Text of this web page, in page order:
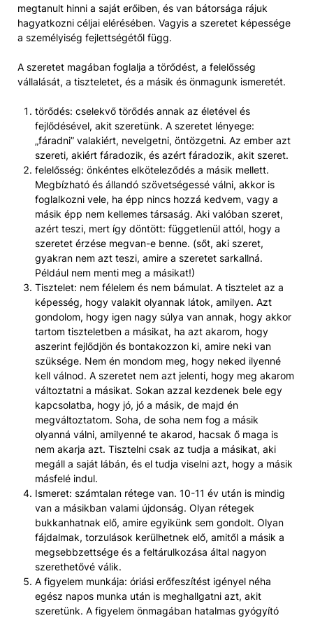
megtanult hinni a saját erőiben, és van bátorsága rájuk
hagyatkozni céljai elérésében. Vagyis a szeretet képessége
a személyiség fejlettségétől függ.
A szeretet magában foglalja a törődést, a felelősség
vállalását, a tiszteletet, és a másik és önmagunk ismeretét.
törődés: cselekvő törődés annak az életével és
fejlődésével, akit szeretünk. A szeretet lényege:
„fáradni” valakiért, nevelgetni, öntözgetni. Az ember azt
szereti, akiért fáradozik, és azért fáradozik, akit szeret.
felelősség: önkéntes elköteleződés a másik mellett.
Megbízható és állandó szövetségessé válni, akkor is
foglalkozni vele, ha épp nincs hozzá kedvem, vagy a
másik épp nem kellemes társaság. Aki valóban szeret,
azért teszi, mert így döntött: függetlenül attól, hogy a
szeretet érzése megvan-e benne. (sőt, aki szeret,
gyakran nem azt teszi, amire a szeretet sarkallná.
Például nem menti meg a másikat!)
Tisztelet: nem félelem és nem bámulat. A tisztelet az a
képesség, hogy valakit olyannak látok, amilyen. Azt
gondolom, hogy igen nagy súlya van annak, hogy akkor
tartom tiszteletben a másikat, ha azt akarom, hogy
aszerint fejlődjön és bontakozzon ki, amire neki van
szüksége. Nem én mondom meg, hogy neked ilyenné
kell válnod. A szeretet nem azt jelenti, hogy meg akarom
változtatni a másikat. Sokan azzal kezdenek bele egy
kapcsolatba, hogy jó, jó a másik, de majd én
megváltoztatom. Soha, de soha nem fog a másik
olyanná válni, amilyenné te akarod, hacsak ő maga is
nem akarja azt. Tisztelni csak az tudja a másikat, aki
megáll a saját lábán, és el tudja viselni azt, hogy a másik
másfelé indul.
Ismeret: számtalan rétege van. 10-11 év után is mindig
van a másikban valami újdonság. Olyan rétegek
bukkanhatnak elő, amire egyikünk sem gondolt. Olyan
fájdalmak, torzulások kerülhetnek elő, amitől a másik a
megsebbzettsége és a feltárulkozása által nagyon
szerethetővé válik.
A figyelem munkája: óriási erőfeszítést igényel néha
egész napos munka után is meghallgatni azt, akit
szeretünk. A figyelem önmagában hatalmas gyógyító